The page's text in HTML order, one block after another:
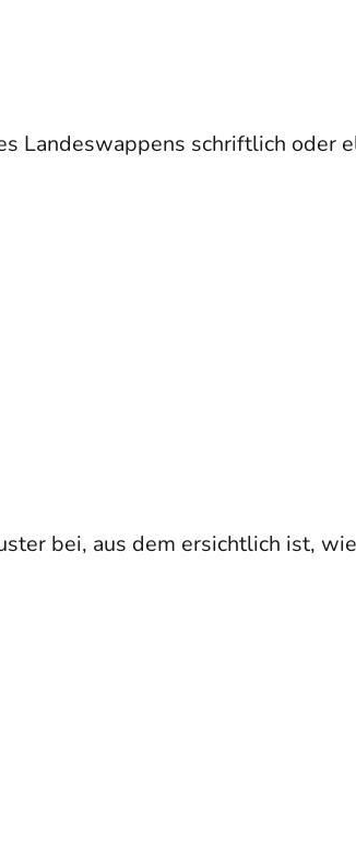
Landeswappens schriftlich oder
bei, aus dem ersichtlich ist,